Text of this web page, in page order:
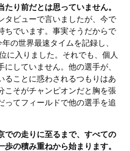
り前だとは思っていません。
タビューで言いましたが、今で
ちでいます。事実そうだからで
の世界最速タイムを記録し、
に入りました。それでも、個人
していません。他の選手が、
ることに惑わされるつもりはあ
こそがチャンピオンだと胸を張
ってフィールドで他の選手を追
での走りに至るまで、すべての
の積み重ねから始まります。